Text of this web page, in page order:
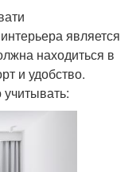
является
находиться в
и удобство.